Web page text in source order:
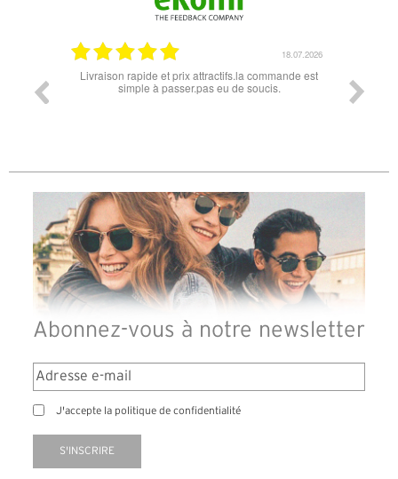
18.07.2026
et prix attractifs.la commande est
à passer.pas eu de soucis.
Super lunette merci pour les
Abonnez-vous à notre newsletter
J'accepte la politique de confidentialité
S'INSCRIRE